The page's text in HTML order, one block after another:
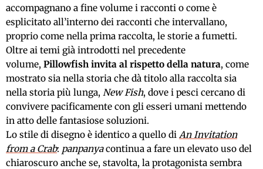
accompagnano a fine volume i racconti o come è
esplicitato all’interno dei racconti che intervallano,
proprio come nella prima raccolta, le storie a fumetti.
Oltre ai temi già introdotti nel precedente
volume, Pillowfish invita al rispetto della natura, come
mostrato sia nella storia che dà titolo alla raccolta sia
nella storia più lunga, New Fish, dove i pesci cercano di
convivere pacificamente con gli esseri umani mettendo
in atto delle fantasiose soluzioni.
Lo stile di disegno è identico a quello di An Invitation
from a Crab: panpanyacontinua a fare un elevato uso del
chiaroscuro anche se, stavolta, la protagonista sembra